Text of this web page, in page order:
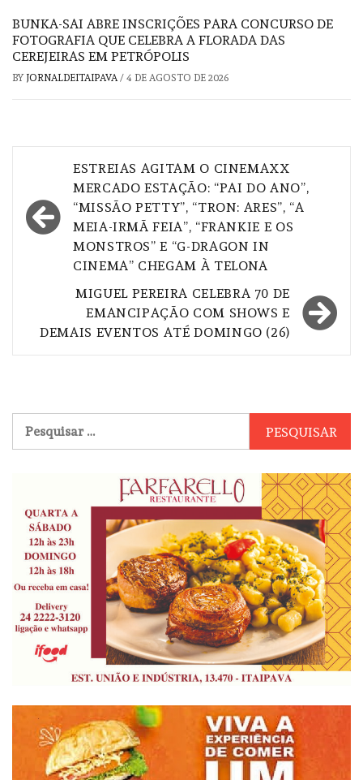
BUNKA-SAI ABRE INSCRIÇÕES PARA CONCURSO DE
FOTOGRAFIA QUE CELEBRA A FLORADA DAS
CEREJEIRAS EM PETRÓPOLIS
BY JORNALDEITAIPAVA/ 4 DE AGOSTO DE 2026
Navegação
de
Post
ESTREIAS AGITAM O CINEMAXX
MERCADO ESTAÇÃO: “PAI DO ANO”,
“MISSÃO PETTY”, “TRON: ARES”, “A
MEIA-IRMÃ FEIA”, “FRANKIE E OS
MONSTROS” E “G-DRAGON IN
CINEMA” CHEGAM À TELONA
MIGUEL PEREIRA CELEBRA 70 DE
EMANCIPAÇÃO COM SHOWS E
DEMAIS EVENTOS ATÉ DOMINGO (26)